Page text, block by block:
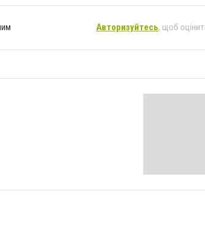
Авторизуйтесь, щоб